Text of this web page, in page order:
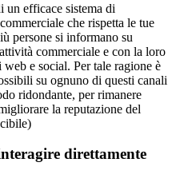
un efficace sistema di
che rispetta le tue
persone si informano su
commerciale e con la loro
e social. Per tale ragione è
su ognuno di questi canali
ridondante, per rimanere
la reputazione del
direttamente